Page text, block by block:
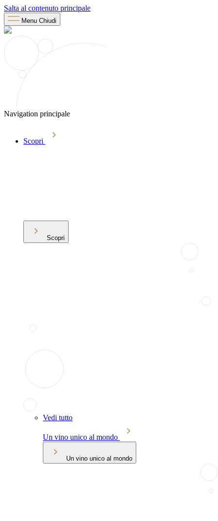
Salta al contenuto principale
Menu Chiudi
Navigation principale
Scopri
Scopri
Vedi tutto
Un vino unico al mondo
Un vino unico al mondo